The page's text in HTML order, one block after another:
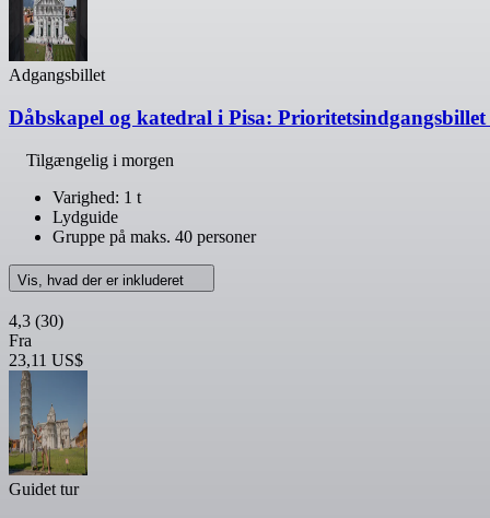
Adgangsbillet
Dåbskapel og katedral i Pisa:
Tilgængelig i morgen
Varighed: 1 t
Lydguide
Gruppe på maks. 40 personer
Vis, hvad der er inkluderet
4,3 (30)
Fra
23,11 US$
Guidet tur